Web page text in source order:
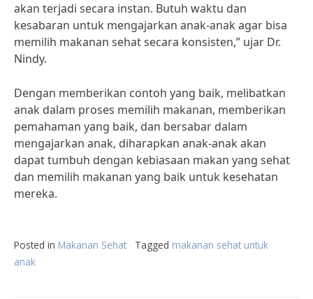
akan terjadi secara instan. Butuh waktu dan
kesabaran untuk mengajarkan anak-anak agar bisa
memilih makanan sehat secara konsisten,” ujar Dr.
Nindy.
Dengan memberikan contoh yang baik, melibatkan
anak dalam proses memilih makanan, memberikan
pemahaman yang baik, dan bersabar dalam
mengajarkan anak, diharapkan anak-anak akan
dapat tumbuh dengan kebiasaan makan yang sehat
dan memilih makanan yang baik untuk kesehatan
mereka.
Posted in Makanan Sehat Tagged makanan sehat untuk
anak